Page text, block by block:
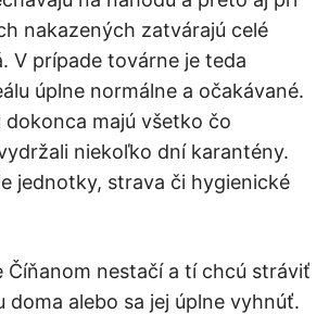
nakazených zatvárajú celé
V prípade továrne je teda
úplne normálne a očakávané.
dokonca majú všetko čo
niekoľko dní karantény.
jednotky, strava či hygienické
Číňanom nestačí a tí chcú stráviť
doma alebo sa jej úplne vyhnúť.